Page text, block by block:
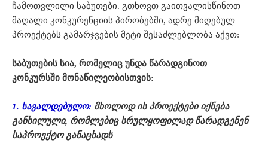
ჩამოთვლილი საბუთები. გთხოვთ გაითვალისწინოთ –
მაღალი კონკურენციის პირობებში, ადრე მიღებულ
პროექტებს გამარჯვების მეტი შესაძლებლობა აქვთ:
საბუთების სია, რომელიც უნდა წარადგინოთ
კონკურსში მონაწილეობისთვის:
1. სავალდებულო: მხოლოდ ის პროექტები იქნება
განხილული, რომლებიც სრულყოფილად წარადგენენ
საპროექტო განაცხადს